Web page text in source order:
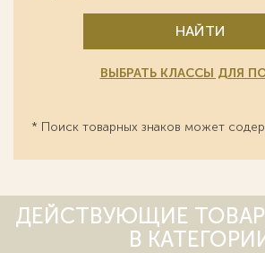
НАЙТИ
ВЫБРАТЬ КЛАССЫ ДЛЯ
* Поиск товарных знаков может
ДЕЙСТВУЮЩИЕ
В